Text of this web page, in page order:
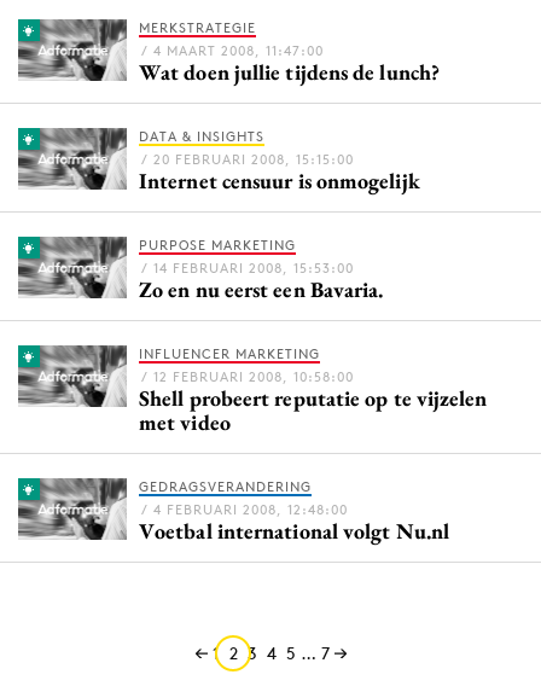
Carriere
Contentmarketing
Craft
Customer Experience
Data & Insights
Design
Digital transformation
Diversiteit
Effectiviteit
Gedragsverandering
Influencer marketing
Interne communicatie
Martech
Media
Merkstrategie
PR
MERKSTRATEGIE
/ 4 MAART 2008, 11:47:00
Wat doen jullie tijdens de lunch?
DATA & INSIGHTS
/ 20 FEBRUARI 2008, 15:15:00
Internet censuur is onmogelijk
PURPOSE MARKETING
/ 14 FEBRUARI 2008, 15:53:00
Zo en nu eerst een Bavaria.
INFLUENCER MARKETING
/ 12 FEBRUARI 2008, 10:58:00
Shell probeert reputatie op te vijzelen
met video
GEDRAGSVERANDERING
/ 4 FEBRUARI 2008, 12:48:00
Voetbal international volgt Nu.nl
1 2 3 4 5 … 7